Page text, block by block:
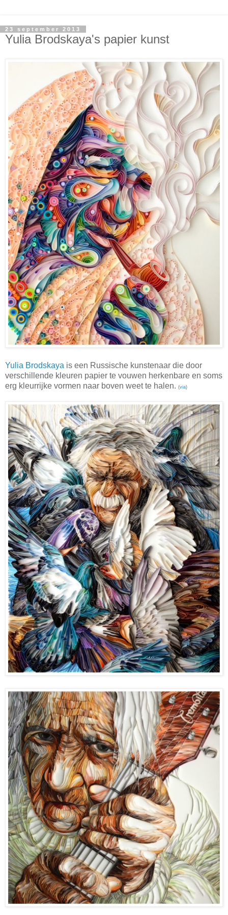
23 september 2013
Yulia Brodskaya's papier kunst
Yulia Brodskaya is een Russische kunstenaar die door
verschillende kleuren papier te vouwen herkenbare en soms
erg kleurrijke vormen naar boven weet te halen. (via)